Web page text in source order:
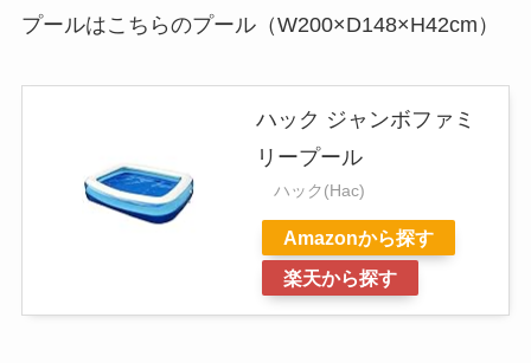
プールはこちらのプール（W200×D148×H42cm）
ハック ジャンボファミ
リープール
ハック(Hac)
Amazonから探す
楽天から探す